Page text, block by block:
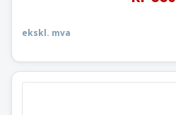
ekskl. mva